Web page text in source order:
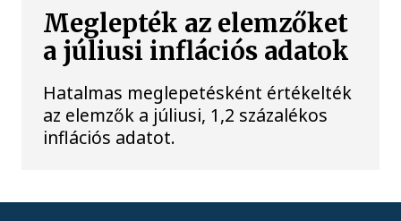
Meglepték az elemzőket
a júliusi inflációs adatok
Hatalmas meglepetésként értékelték
az elemzők a júliusi, 1,2 százalékos
inflációs adatot.